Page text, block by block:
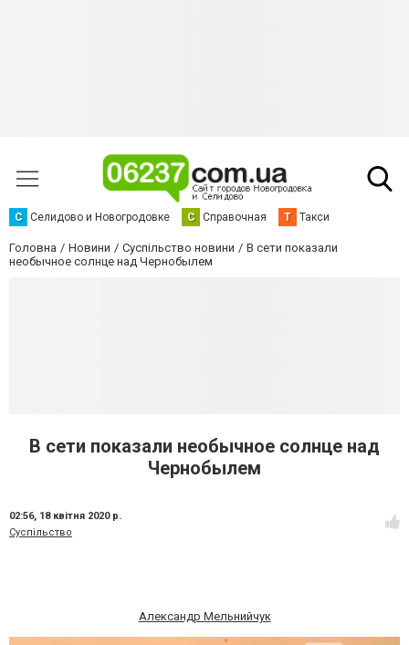
С Селидово и Новогродовке С Справочная Т Такси
Головна Новини Суспільство новини
В сети показали
необычное солнце над Чернобылем
В сети показали необычное солнце над
Чернобылем
02:56, 18 квітня 2020 р.
Суспільство
Александр Мельнийчук